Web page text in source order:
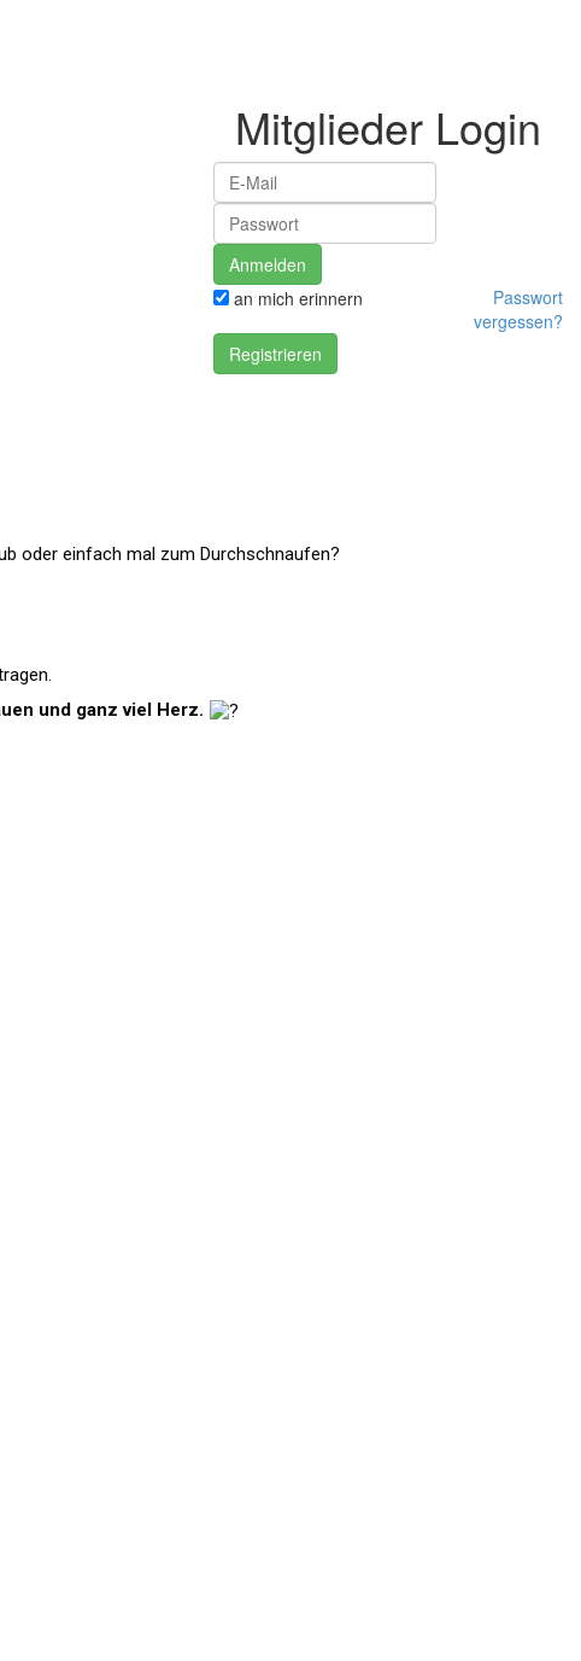
Mitglieder Login
an mich erinnern
Passwort
vergessen?
Registrieren
oder einfach mal zum Durchschnaufen?
und ganz viel Herz.